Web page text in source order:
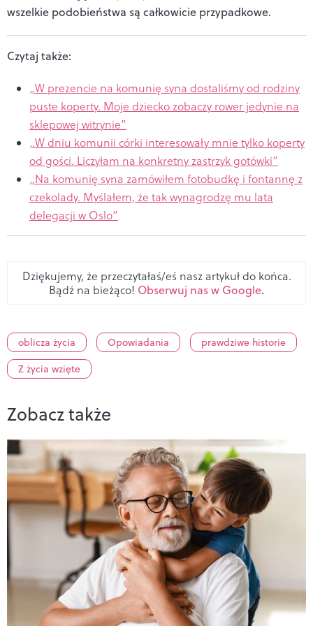
wszelkie podobieństwa są całkowicie przypadkowe.
Czytaj także:
„W prezencie na komunię syna dostaliśmy od rodziny
puste koperty. Moje dziecko zobaczy rower jedynie na
sklepowej witrynie”
„W dniu komunii córki interesowały mnie tylko koperty
od gości. Liczyłam na konkretny zastrzyk gotówki”
„Na komunię syna zamówiłem fotobudkę i fontannę z
czekolady. Myślałem, że tak wynagrodzę mu lata
delegacji w Oslo”
Dziękujemy, że przeczytałaś/eś nasz artykuł do końca.
Bądź na bieżąco! Obserwuj nas w Google.
oblicza życia Opowiadania
prawdziwe historie
Z życia wzięte
Zobacz także